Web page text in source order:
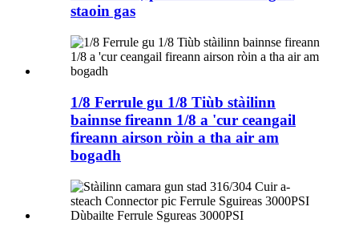
staoin gas
1/8 Ferrule gu 1/8 Tiùb stàilinn
bainnse fireann 1/8 a 'cur ceangail
fireann airson ròin a tha air am
bogadh